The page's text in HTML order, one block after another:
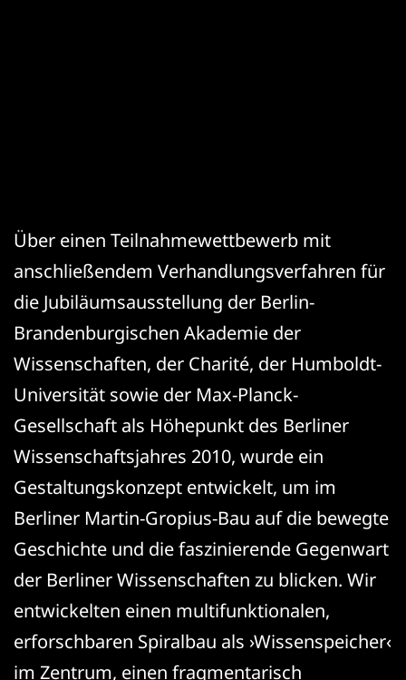
Über einen Teilnahmewettbewerb mit
anschließendem Verhandlungsverfahren für
die Jubiläumsausstellung der Berlin-
Brandenburgischen Akademie der
Wissenschaften, der Charité, der Humboldt-
Universität sowie der Max-Planck-
Gesellschaft als Höhepunkt des Berliner
Wissenschaftsjahres 2010, wurde ein
Gestaltungskonzept entwickelt, um im
Berliner Martin-Gropius-Bau auf die bewegte
Geschichte und die faszinierende Gegenwart
der Berliner Wissenschaften zu blicken. Wir
entwickelten einen multifunktionalen,
erforschbaren Spiralbau als ›Wissenspeicher‹
im Zentrum, einen fragmentarisch